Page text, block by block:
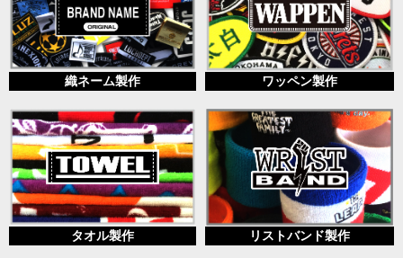
織ネーム製作 ワッペン製作
タオル製作 リストバンド製作